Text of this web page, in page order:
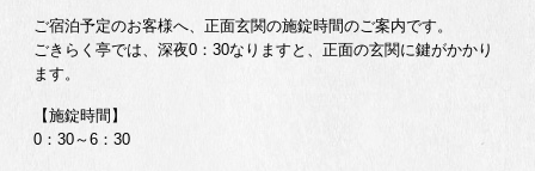
ご宿泊予定のお客様へ、正面玄関の施錠時間のご案内です。
ごきらく亭では、深夜0：30なりますと、正面の玄関に鍵がかかり
ます。
【施錠時間】
0：30～6：30